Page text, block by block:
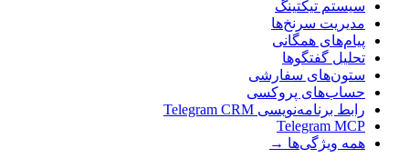
سیستم تیکتینگ
مدیریت سرنخ‌ها
پیام‌های همگانی
تحلیل گفتگوها
ستون‌های سفارشی
حساب‌های پروکسی
رابط برنامه‌نویسی Telegram CRM
Telegram MCP
همه ویژگی‌ها →